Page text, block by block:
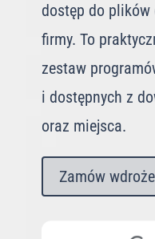
dostęp do
firmy. To
zestaw
i dostępnych z
oraz miejsca.
Zamów